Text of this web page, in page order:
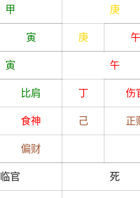
甲 庚
寅 庚 午
寅 午
比肩 丁 伤
食神 己 正
偏财
临官 死